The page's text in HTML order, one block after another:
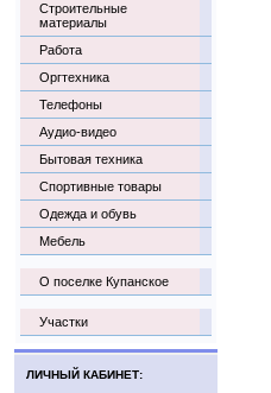
Строительные
материалы
Работа
Оргтехника
Телефоны
Аудио-видео
Бытовая техника
Спортивные товары
Одежда и обувь
Мебель
О поселке Купанское
Участки
ЛИЧНЫЙ КАБИНЕТ: